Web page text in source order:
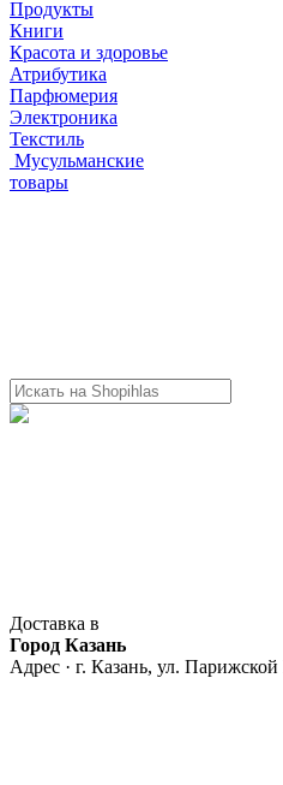
Продукты
Книги
Красота и здоровье
Атрибутика
Парфюмерия
Электроника
Текстиль
Мусульманские
товары
Доставка в
Город Казань
Адрес · г. Казань, ул.